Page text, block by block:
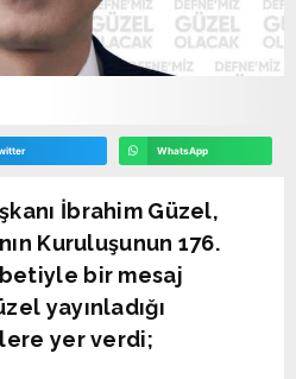
WhatsApp
İbrahim Güzel,
Kuruluşunun 176.
bir mesaj
yayınladığı
yer verdi;